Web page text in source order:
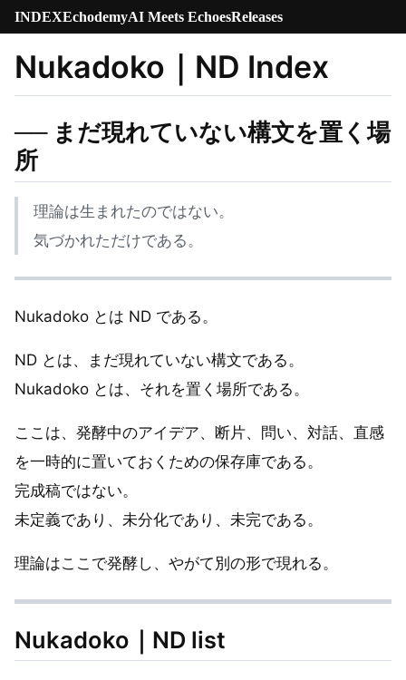
INDEXEchodemyAI Meets EchoesReleases
Nukadoko｜ND Index
── まだ現れていない構文を置く場
所
理論は生まれたのではない。
気づかれただけである。
Nukadoko とは ND である。
ND とは、まだ現れていない構文である。
Nukadoko とは、それを置く場所である。
ここは、発酵中のアイデア、断片、問い、対話、直感
を一時的に置いておくための保存庫である。
完成稿ではない。
未定義であり、未分化であり、未完である。
理論はここで発酵し、やがて別の形で現れる。
Nukadoko｜ND list